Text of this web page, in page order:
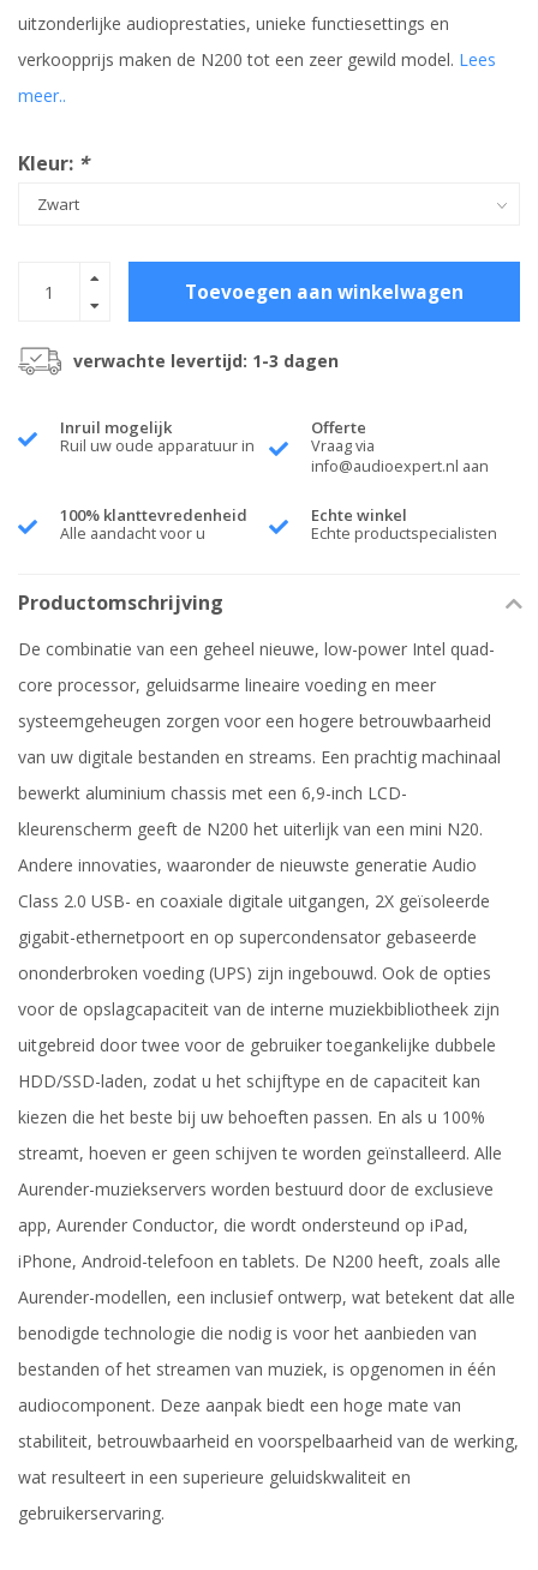
uitzonderlijke audioprestaties, unieke functiesettings en
verkoopprijs maken de N200 tot een zeer gewild model. Lees
meer..
Kleur: *
Toevoegen aan winkelwagen
verwachte levertijd: 1-3 dagen
Inruil mogelijk
Ruil uw oude apparatuur in
Offerte
Vraag via
info@audioexpert.nl aan
100% klanttevredenheid
Alle aandacht voor u
Echte winkel
Echte productspecialisten
Productomschrijving
De combinatie van een geheel nieuwe, low-power Intel quad-
core processor, geluidsarme lineaire voeding en meer
systeemgeheugen zorgen voor een hogere betrouwbaarheid
van uw digitale bestanden en streams. Een prachtig machinaal
bewerkt aluminium chassis met een 6,9-inch LCD-
kleurenscherm geeft de N200 het uiterlijk van een mini N20.
Andere innovaties, waaronder de nieuwste generatie Audio
Class 2.0 USB- en coaxiale digitale uitgangen, 2X geïsoleerde
gigabit-ethernetpoort en op supercondensator gebaseerde
ononderbroken voeding (UPS) zijn ingebouwd. Ook de opties
voor de opslagcapaciteit van de interne muziekbibliotheek zijn
uitgebreid door twee voor de gebruiker toegankelijke dubbele
HDD/SSD-laden, zodat u het schijftype en de capaciteit kan
kiezen die het beste bij uw behoeften passen. En als u 100%
streamt, hoeven er geen schijven te worden geïnstalleerd. Alle
Aurender-muziekservers worden bestuurd door de exclusieve
app, Aurender Conductor, die wordt ondersteund op iPad,
iPhone, Android-telefoon en tablets. De N200 heeft, zoals alle
Aurender-modellen, een inclusief ontwerp, wat betekent dat alle
benodigde technologie die nodig is voor het aanbieden van
bestanden of het streamen van muziek, is opgenomen in één
audiocomponent. Deze aanpak biedt een hoge mate van
stabiliteit, betrouwbaarheid en voorspelbaarheid van de werking,
wat resulteert in een superieure geluidskwaliteit en
gebruikerservaring.